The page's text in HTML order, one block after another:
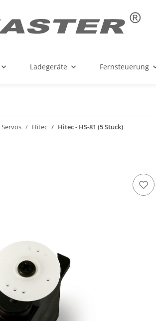
Ladegeräte Fernsteuerung
Servos Hitec Hitec - HS-81 (5 Stück)